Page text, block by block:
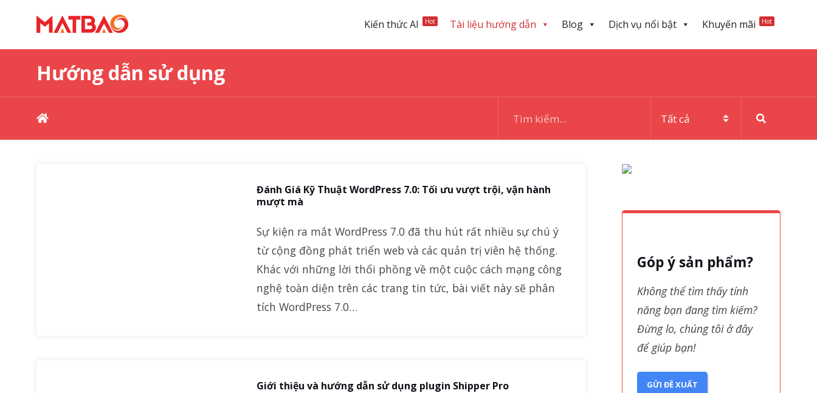
Kiến thức AI Hot Tài liệu hướng dẫn Blog Dịch vụ nổi bật Khuyến mãi Hot
Hướng dẫn sử dụng
Đánh Giá Kỹ Thuật WordPress 7.0: Tối ưu vượt trội, vận hành
mượt mà
Sự kiện ra mắt WordPress 7.0 đã thu hút rất nhiều sự chú ý
từ cộng đồng phát triển web và các quản trị viên hệ thống.
Khác với những lời thổi phồng về một cuộc cách mạng công
nghệ toàn diện trên các trang tin tức, bài viết này sẽ phân
tích WordPress 7.0…
Giới thiệu và hướng dẫn sử dụng plugin Shipper Pro
Góp ý sản phẩm?
Không thể tìm thấy tính
năng bạn đang tìm kiếm?
Đừng lo, chúng tôi ở đây
để giúp bạn!
GỬI ĐỀ XUẤT